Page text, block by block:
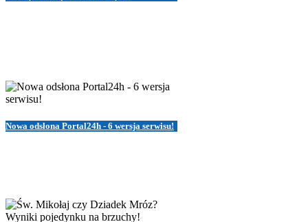
Nowa odsłona Portal24h - 6 wersja serwisu!